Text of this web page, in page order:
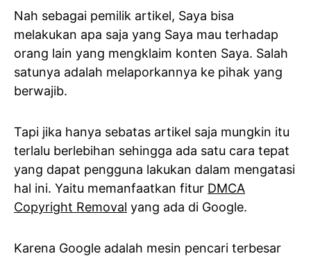
Nah sebagai pemilik artikel, Saya bisa
melakukan apa saja yang Saya mau terhadap
orang lain yang mengklaim konten Saya. Salah
satunya adalah melaporkannya ke pihak yang
berwajib.
Tapi jika hanya sebatas artikel saja mungkin itu
terlalu berlebihan sehingga ada satu cara tepat
yang dapat pengguna lakukan dalam mengatasi
hal ini. Yaitu memanfaatkan fitur DMCA
Copyright Removal yang ada di Google.
Karena Google adalah mesin pencari terbesar